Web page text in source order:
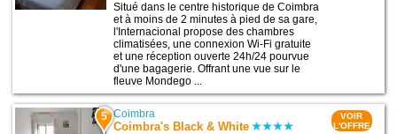
Situé dans le centre historique de Coimbra
et à moins de 2 minutes à pied de sa gare,
l'Internacional propose des chambres
climatisées, une connexion Wi-Fi gratuite
et une réception ouverte 24h/24 pourvue
d'une bagagerie. Offrant une vue sur le
fleuve Mondego ...
5 Coimbra
Coimbra's Black & White
VOIR
L'OFFRE